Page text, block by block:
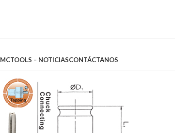
MCTOOLS – NOTICIASCONTÁCTANOS